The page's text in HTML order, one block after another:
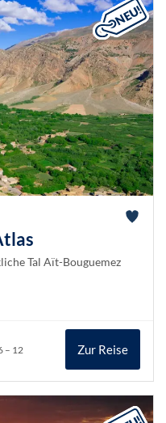
Tal Aït-Bouguemez
– 12 Zur Reise